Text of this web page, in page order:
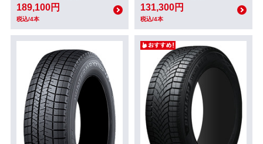
189,100円
税込/4本
131,300円
税込/4本